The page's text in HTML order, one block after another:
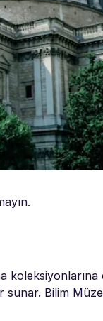
sunar. Bilim